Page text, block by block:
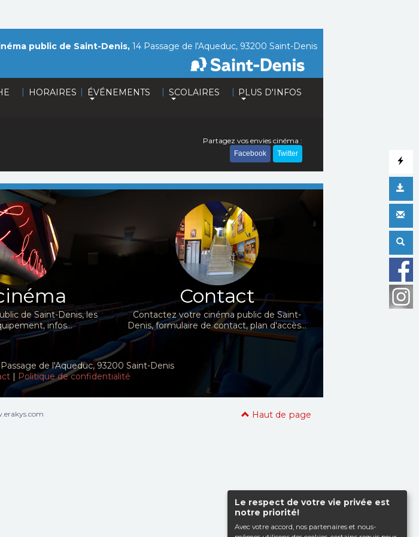
Le respect de votre vie privée est
notre priorité!
Avec votre accord, nos partenaires et nous-
| HORAIRES | ÉVÉNEMENTS | SCOLAIRES | PLUS D'INFOS
public de Saint-Denis, 14 Passage de l'Aqueduc, 93200 Saint-Denis
Partagez vos envies cinéma :
Facebook Twitter
de Saint-Denis, les
infos...
Contact
Contactez votre cinéma public de Saint-
Denis, formulaire de contact, plan d'accès...
Passage de l'Aqueduc, 93200 Saint-Denis
| Politique de confidentialité
Haut de page